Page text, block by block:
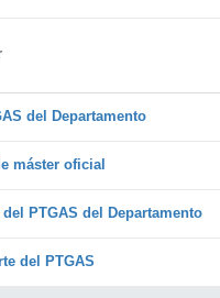
del Departamento
máster oficial
PTGAS del Departamento
del PTGAS